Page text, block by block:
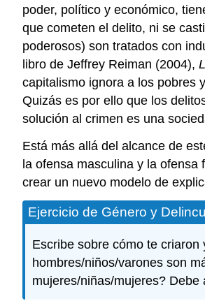
poder, político y económico,
que cometen el delito, ni se
poderosos) son tratados con
libro de Jeffrey Reiman (2004),
capitalismo ignora a los pobres
Quizás es por ello que los
solución al crimen es una
Está más allá del alcance de
la ofensa masculina y la
crear un nuevo modelo de
Ejercicio de Género y
Escribe sobre cómo te
hombres/niños/varones son
mujeres/niñas/mujeres?